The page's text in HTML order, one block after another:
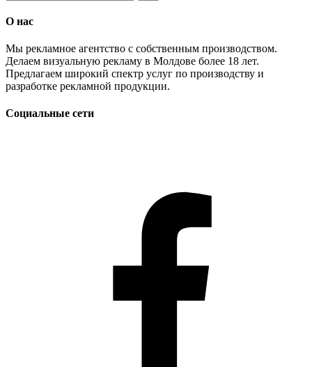
О нас
Мы рекламное агентство с собственным производством.
Делаем визуальную рекламу в Молдове более 18 лет.
Предлагаем широкий спектр услуг по производству и
разработке рекламной продукции.
Социальные сети